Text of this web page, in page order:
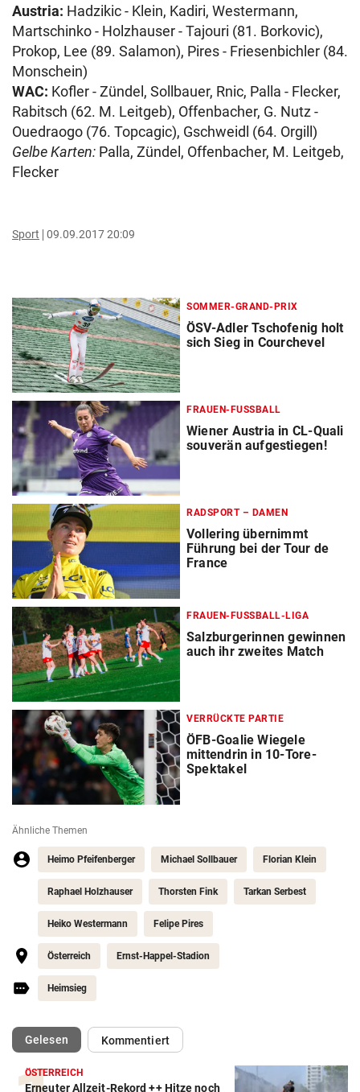
Austria: Hadzikic - Klein, Kadiri, Westermann,
Martschinko - Holzhauser - Tajouri (81. Borkovic),
Prokop, Lee (89. Salamon), Pires - Friesenbichler (84.
Monschein)
WAC: Kofler - Zündel, Sollbauer, Rnic, Palla - Flecker,
Rabitsch (62. M. Leitgeb), Offenbacher, G. Nutz -
Ouedraogo (76. Topcagic), Gschweidl (64. Orgill)
Gelbe Karten: Palla, Zündel, Offenbacher, M. Leitgeb,
Flecker
Sport 09.09.2017 20:09
SOMMER-GRAND-PRIX
ÖSV-Adler Tschofenig holt
sich Sieg in Courchevel
FRAUEN-FUSSBALL
Wiener Austria in CL-Quali
souverän aufgestiegen!
RADSPORT – DAMEN
Vollering übernimmt
Führung bei der Tour de
France
FRAUEN-FUSSBALL-LIGA
Salzburgerinnen gewinnen
auch ihr zweites Match
VERRÜCKTE PARTIE
ÖFB-Goalie Wiegele
mittendrin in 10-Tore-
Spektakel
Ähnliche Themen
Heimo Pfeifenberger Michael Sollbauer Florian Klein
Raphael Holzhauser Thorsten Fink Tarkan Serbest
Heiko Westermann Felipe Pires
Österreich Ernst-Happel-Stadion
Heimsieg
Gelesen(ausgewählt)Kommentiert
ÖSTERREICH
Erneuter Allzeit-Rekord ++ Hitze noch